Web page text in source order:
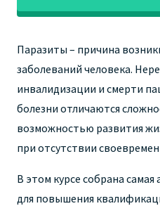
Паразиты – причина
заболеваний человека.
инвалидизации и смерти
болезни отличаются
возможностью развития
при отсутствии
В этом курсе собрана
для повышения